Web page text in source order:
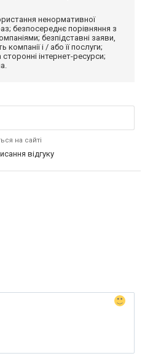
ненормативної
безпосереднє порівняння з
безпідставні заяви,
і / або її послуги;
інтернет-ресурси;
на сайті
відгуку